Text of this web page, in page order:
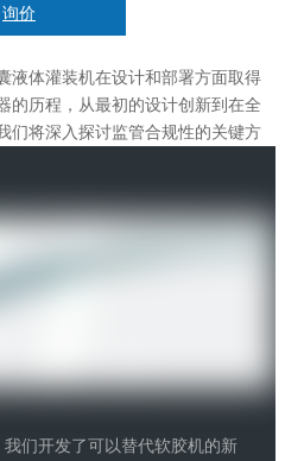
询价
液体灌装机在设计和部署方面取得
的历程，从最初的设计创新到在全
们将深入探讨监管合规性的关键方
了药物的生产方式。其中一项创新
器旨在将液体药物准确填充到硬胶
们开发了可以替代软胶机的新